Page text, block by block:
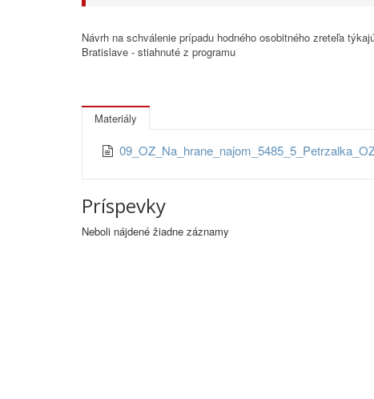
Návrh na schválenie prípadu hodného osobitného zreteľa
Bratislave - stiahnuté z programu
Materiály
Príspevky
Neboli nájdené žiadne záznamy